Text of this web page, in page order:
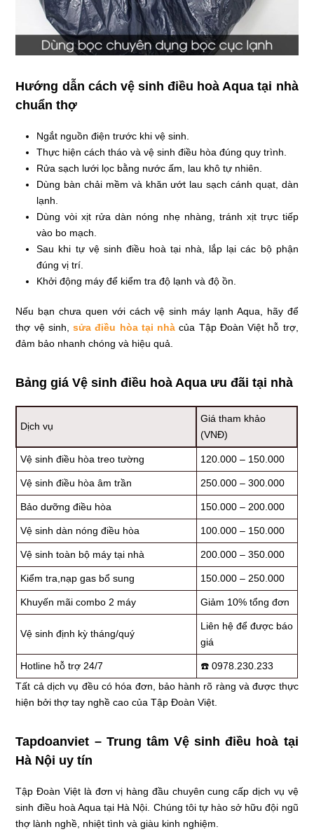
Hướng dẫn cách vệ sinh điều hoà Aqua tại nhà
chuẩn thợ
Ngắt nguồn điện trước khi vệ sinh.
Thực hiện cách tháo và vệ sinh điều hòa đúng quy trình.
Rửa sạch lưới lọc bằng nước ấm, lau khô tự nhiên.
Dùng bàn chải mềm và khăn ướt lau sạch cánh quạt, dàn
lạnh.
Dùng vòi xịt rửa dàn nóng nhẹ nhàng, tránh xịt trực tiếp
vào bo mạch.
Sau khi tự vệ sinh điều hoà tại nhà, lắp lại các bộ phận
đúng vị trí.
Khởi động máy để kiểm tra độ lạnh và độ ồn.
Nếu bạn chưa quen với cách vệ sinh máy lạnh Aqua, hãy để
thợ vệ sinh,sửa điều hòa tại nhà của Tập Đoàn Việt hỗ trợ,
đảm bảo nhanh chóng và hiệu quả.
Bảng giá Vệ sinh điều hoà Aqua ưu đãi tại nhà
Dịch vụ
Giá tham khảo
(VNĐ)
Vệ sinh điều hòa treo tường 120.000 – 150.000
Vệ sinh điều hòa âm trần 250.000 – 300.000
Bảo dưỡng điều hòa 150.000 – 200.000
Vệ sinh dàn nóng điều hòa 100.000 – 150.000
Vệ sinh toàn bộ máy tại nhà 200.000 – 350.000
Kiểm tra,nạp gas bổ sung 150.000 – 250.000
Khuyến mãi combo 2 máy Giảm 10% tổng đơn
Vệ sinh định kỳ tháng/quý
Liên hệ để được báo
giá
Hotline hỗ trợ 24/7
☎️ 0978.230.233
Tất cả dịch vụ đều có hóa đơn, bảo hành rõ ràng và được thực
hiện bởi thợ tay nghề cao của Tập Đoàn Việt.
Tapdoanviet – Trung tâm Vệ sinh điều hoà tại
Hà Nội uy tín
Tập Đoàn Việt là đơn vị hàng đầu chuyên cung cấp dịch vụ vệ
sinh điều hoà Aqua tại Hà Nội. Chúng tôi tự hào sở hữu đội ngũ
thợ lành nghề, nhiệt tình và giàu kinh nghiệm.